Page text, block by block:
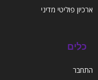
ארכיון פוליטי מדיני
כלים
התחבר